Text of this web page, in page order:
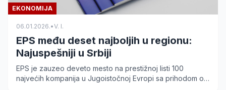
EKONOMIJA
06.01.2026.•V. I.
EPS među deset najboljih u regionu:
Najuspešniji u Srbiji
EPS je zauzeo deveto mesto na prestižnoj listi 100
najvećih kompanija u Jugoistočnoj Evropi sa prihodom od